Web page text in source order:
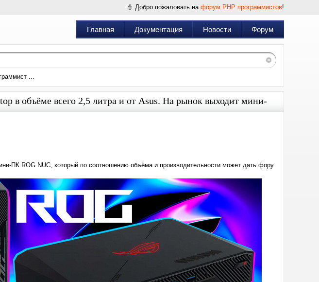
Добро пожаловать на форум PHP программистов!
Главная Документация Новости Форум
...
в объёме всего 2,5 литра и от Asus. На рынок выходит мини-
ПК ROG NUC, который по соотношению объёма и производительности может дать фору